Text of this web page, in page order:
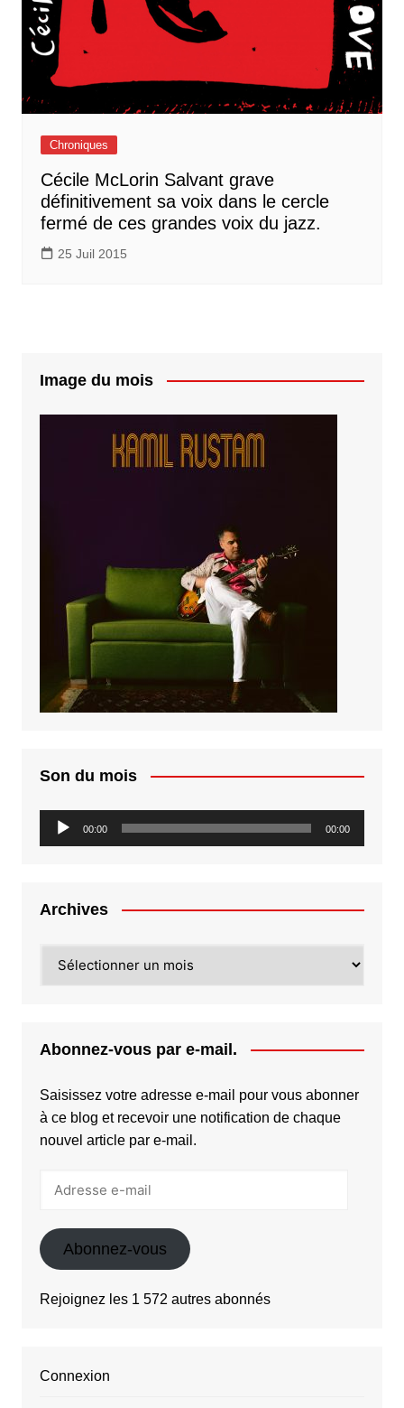
Chroniques
Cécile McLorin Salvant grave
définitivement sa voix dans le cercle
fermé de ces grandes voix du jazz.
25 Juil 2015
Image du mois
Son du mois
Lecteur
audio
00:00 00:00
Archives
Abonnez-vous par e-mail.
Saisissez votre adresse e-mail pour vous abonner
à ce blog et recevoir une notification de chaque
nouvel article par e-mail.
Abonnez-vous
Rejoignez les 1 572 autres abonnés
Connexion